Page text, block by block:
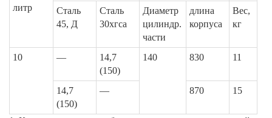
литр
Сталь
45, Д
Сталь
30хгса
Диаметр
цилиндр.
части
длина
корпуса
Вес,
кг
10 —
14,7
(150)
140 830 11
14,7
(150)
— 870 15